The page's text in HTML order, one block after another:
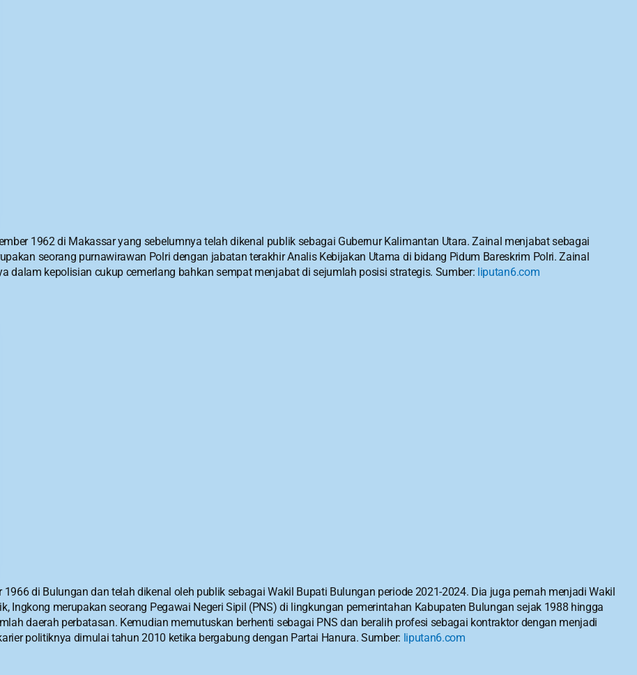
1962 di Makassar yang sebelumnya telah dikenal publik sebagai Gubernur Kalimantan Utara. Zainal menjabat sebagai
seorang purnawirawan Polri dengan jabatan terakhir Analis Kebijakan Utama di bidang Pidum Bareskrim Polri. Zainal
dalam kepolisian cukup cemerlang bahkan sempat menjabat di sejumlah posisi strategis. Sumber: liputan6.com
di Bulungan dan telah dikenal oleh publik sebagai Wakil Bupati Bulungan periode 2021-2024. Dia juga pernah menjadi Wakil
Ingkong merupakan seorang Pegawai Negeri Sipil (PNS) di lingkungan pemerintahan Kabupaten Bulungan sejak 1988 hingga
daerah perbatasan. Kemudian memutuskan berhenti sebagai PNS dan beralih profesi sebagai kontraktor dengan menjadi
politiknya dimulai tahun 2010 ketika bergabung dengan Partai Hanura. Sumber: liputan6.com